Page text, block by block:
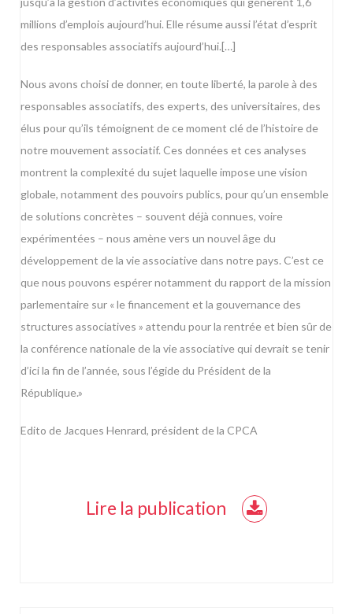
millions d’emplois aujourd’hui. Elle résume aussi l’état d’esprit
des responsables associatifs aujourd’hui.[…]
Nous avons choisi de donner, en toute liberté, la parole à des
responsables associatifs, des experts, des universitaires, des
élus pour qu’ils témoignent de ce moment clé de l’histoire de
notre mouvement associatif. Ces données et ces analyses
montrent la complexité du sujet laquelle impose une vision
globale, notamment des pouvoirs publics, pour qu’un ensemble
de solutions concrètes – souvent déjà connues, voire
expérimentées – nous amène vers un nouvel âge du
développement de la vie associative dans notre pays. C’est ce
que nous pouvons espérer notamment du rapport de la mission
parlementaire sur « le financement et la gouvernance des
structures associatives » attendu pour la rentrée et bien sûr de
la conférence nationale de la vie associative qui devrait se tenir
d’ici la fin de l’année, sous l’égide du Président de la
République.»
Edito de Jacques Henrard, président de la CPCA
Lire la publication